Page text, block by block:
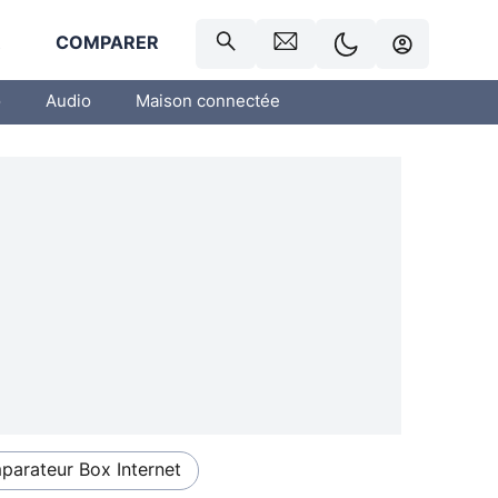
COMPARER
Audio Maison connectée
Box Internet